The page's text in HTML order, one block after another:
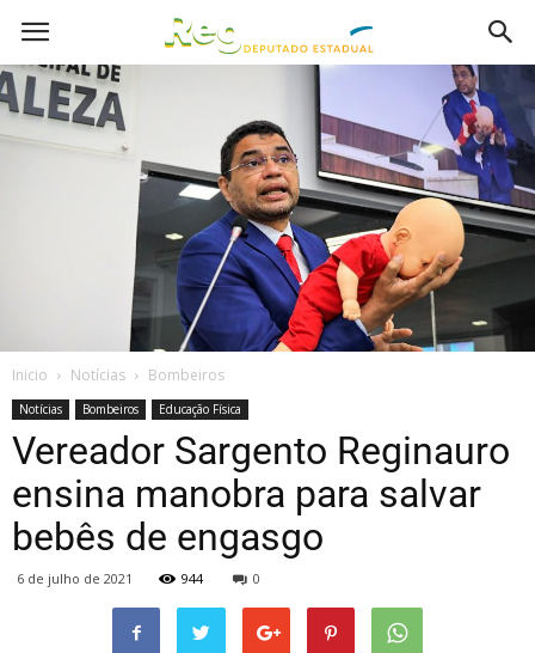
Inicio Notícias Bombeiros
Notícias Bombeiros Educação Física
Vereador Sargento Reginauro
ensina manobra para salvar
bebês de engasgo
6 de julho de 2021 944 0